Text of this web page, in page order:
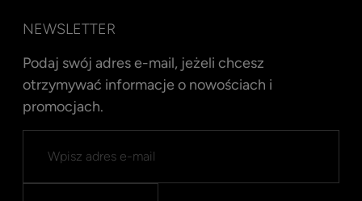
NEWSLETTER
Podaj swój adres e-mail, jeżeli chcesz
otrzymywać informacje o nowościach i
promocjach.